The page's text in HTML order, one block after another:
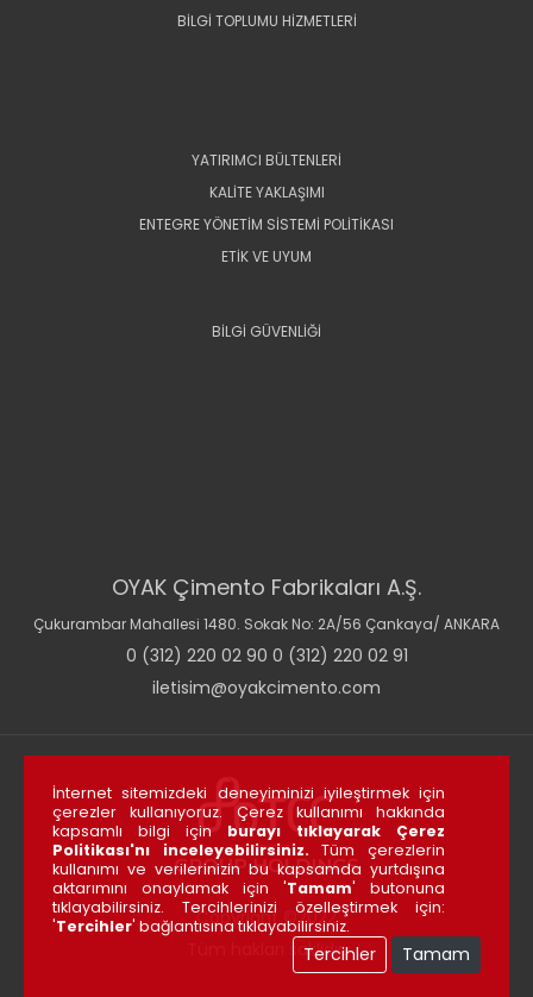
BİLGİ TOPLUMU HİZMETLERİ
YATIRIMCI BÜLTENLERİ
KALİTE YAKLAŞIMI
ENTEGRE YÖNETİM SİSTEMİ POLİTİKASI
ETİK VE UYUM
BİLGİ GÜVENLİĞİ
OYAK Çimento Fabrikaları A.Ş.
Çukurambar Mahallesi 1480. Sokak No: 2A/56 Çankaya/ ANKARA
0 (312) 220 02 90 0 (312) 220 02 91
iletisim@oyakcimento.com
Copyright ©2022
Tüm hakları saklıdır.
İnternet sitemizdeki deneyiminizi iyileştirmek için
çerezler kullanıyoruz. Çerez kullanımı hakkında
kapsamlı bilgi için burayı tıklayarak Çerez
Politikası'nı inceleyebilirsiniz. Tüm çerezlerin
kullanımı ve verilerinizin bu kapsamda yurtdışına
aktarımını onaylamak için 'Tamam' butonuna
tıklayabilirsiniz. Tercihlerinizi özelleştirmek için:
'Tercihler' bağlantısına tıklayabilirsiniz.
Tercihler Tamam